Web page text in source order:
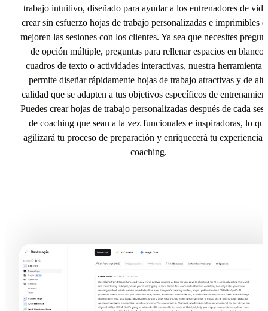
04 Acerca de nosotros
trabajo intuitivo, diseñado para ayudar a los entrenadores de
crear sin esfuerzo hojas de trabajo personalizadas e imprimibles
mejoren las sesiones con los clientes. Ya sea que necesites
de opción múltiple, preguntas para rellenar espacios en blanco,
cuadros de texto o actividades interactivas, nuestra herramienta
permite diseñar rápidamente hojas de trabajo atractivas y de alta
calidad que se adapten a tus objetivos específicos de
Puedes crear hojas de trabajo personalizadas después de cada
de coaching que sean a la vez funcionales e inspiradoras, lo que
agilizará tu proceso de preparación y enriquecerá tu experiencia
coaching.